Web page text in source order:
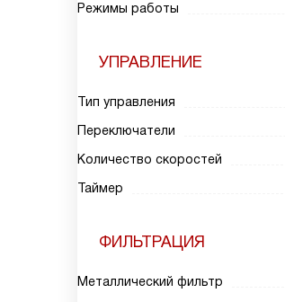
Режимы работы
УПРАВЛЕНИЕ
Тип управления
Переключатели
Количество скоростей
Таймер
ФИЛЬТРАЦИЯ
Металлический фильтр